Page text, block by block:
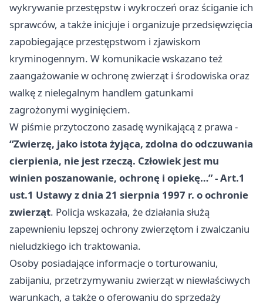
wykrywanie przestępstw i wykroczeń oraz ściganie ich
sprawców, a także inicjuje i organizuje przedsięwzięcia
zapobiegające przestępstwom i zjawiskom
kryminogennym. W komunikacie wskazano też
zaangażowanie w ochronę zwierząt i środowiska oraz
walkę z nielegalnym handlem gatunkami
zagrożonymi wyginięciem.
W piśmie przytoczono zasadę wynikającą z prawa -
“Zwierzę, jako istota żyjąca, zdolna do odczuwania
cierpienia, nie jest rzeczą. Człowiek jest mu
winien poszanowanie, ochronę i opiekę…” - Art.1
ust.1 Ustawy z dnia 21 sierpnia 1997 r. o ochronie
zwierząt. Policja wskazała, że działania służą
zapewnieniu lepszej ochrony zwierzętom i zwalczaniu
nieludzkiego ich traktowania.
Osoby posiadające informacje o torturowaniu,
zabijaniu, przetrzymywaniu zwierząt w niewłaściwych
warunkach, a także o oferowaniu do sprzedaży